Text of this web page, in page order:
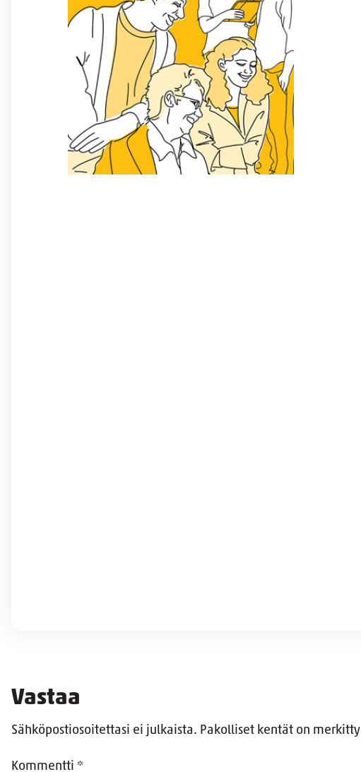
Vastaa
Sähköpostiosoitettasi ei julkaista. Pakolliset kentät on merkitty
Kommentti *